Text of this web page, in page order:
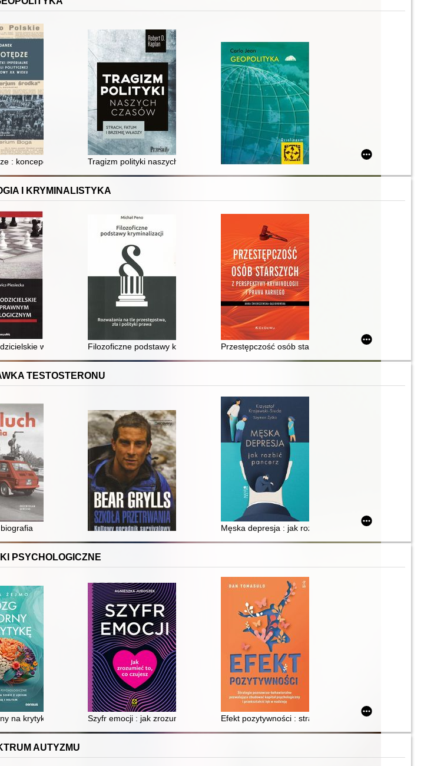
Ludowej po zimnej wojnie
i możliwościach współczesnej Azji
: koncepcje i wątki imperialne w polskiej myśli politycznej pierwszej połowy XX wieku
Tragizm polityki naszych czasów : strach, fatum i brzemię władzy
I KRYMINALISTYKA
: księga jubileuszowa profesora Mariana Filara. T. 2
w ujęciu prawnym i kryminologicznym
Filozoficzne podstawy kryminalizacji : rozważania na tle przestępstwa, zła i polityki
Przestępczość osób starszych z perspektywy
TESTOSTERONU
Męska depresja : jak rozbić pancerz
PSYCHOLOGICZNE
troski i miłości relację ze sobą
na krytykę : neuronaukowe i psychologiczne metody radzenia sobie z lękiem przed oceną i hejtem
Szyfr emocji : jak zrozumieć to, co czujeszEfekt pozytywności : strategie poznawczo-
AUTYZMU